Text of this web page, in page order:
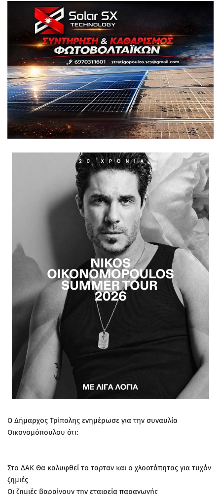
Ο Δήμαρχος Τρίπολης ενημέρωσε για την συναυλία
Οικονομόπουλου ότι:
Στο ΔΑΚ Θα καλυφθεί το ταρταν και ο χλοοτάπητας για τυχόν
ζημιές
Οι ζημιές βαραίνουν την εταιρεία παραγωγής